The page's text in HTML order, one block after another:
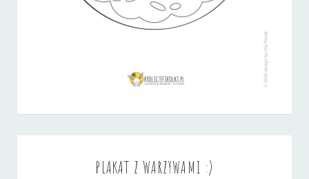
PLAKAT Z WARZYWAMI :)